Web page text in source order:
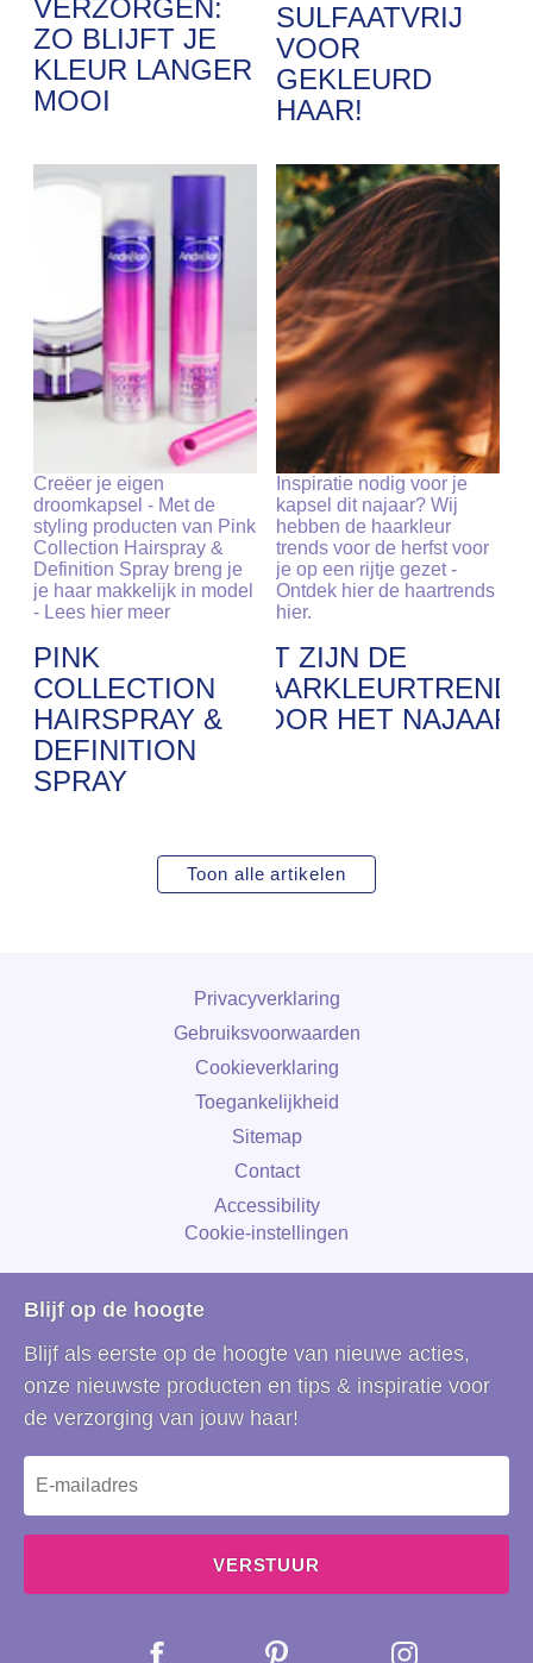
VERZORGEN:
ZO BLIJFT JE
KLEUR LANGER
MOOI
SULFAATVRIJ
VOOR
GEKLEURD
HAAR!
Creëer je eigen
droomkapsel - Met de
styling producten van Pink
Collection Hairspray &
Definition Spray breng je
je haar makkelijk in model
- Lees hier meer
PINK
COLLECTION
HAIRSPRAY &
DEFINITION
SPRAY
Inspiratie nodig voor je
kapsel dit najaar? Wij
hebben de haarkleur
trends voor de herfst voor
je op een rijtje gezet -
Ontdek hier de haartrends
hier.
DIT ZIJN DE
HAARKLEURTRENDS
VOOR HET NAJAAR
Toon alle artikelen
Privacyverklaring
Gebruiksvoorwaarden
Cookieverklaring
Toegankelijkheid
Sitemap
Contact
Accessibility
Cookie-instellingen
Blijf op de hoogte
Blijf als eerste op de hoogte van nieuwe acties,
onze nieuwste producten en tips & inspiratie voor
de verzorging van jouw haar!
VERSTUUR